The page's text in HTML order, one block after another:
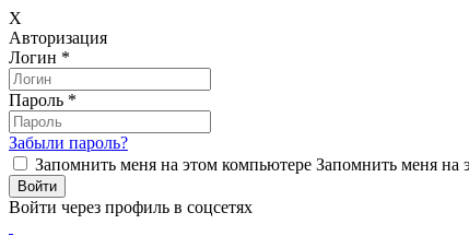
X
Авторизация
Логин *
Пароль *
Забыли пароль?
Запомнить меня на этом компьютере Запомнить меня на
Войти через профиль в соцсетях